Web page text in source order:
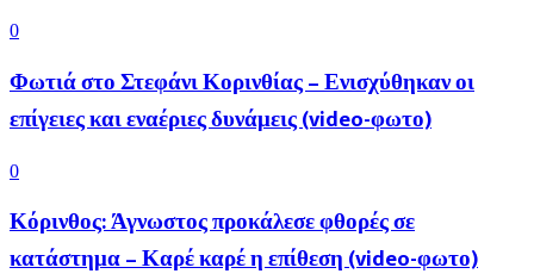
0
Φωτιά στο Στεφάνι Κορινθίας – Ενισχύθηκαν οι
επίγειες και εναέριες δυνάμεις (video-φωτο)
0
Κόρινθος: Άγνωστος προκάλεσε φθορές σε
κατάστημα – Καρέ καρέ η επίθεση (video-φωτο)